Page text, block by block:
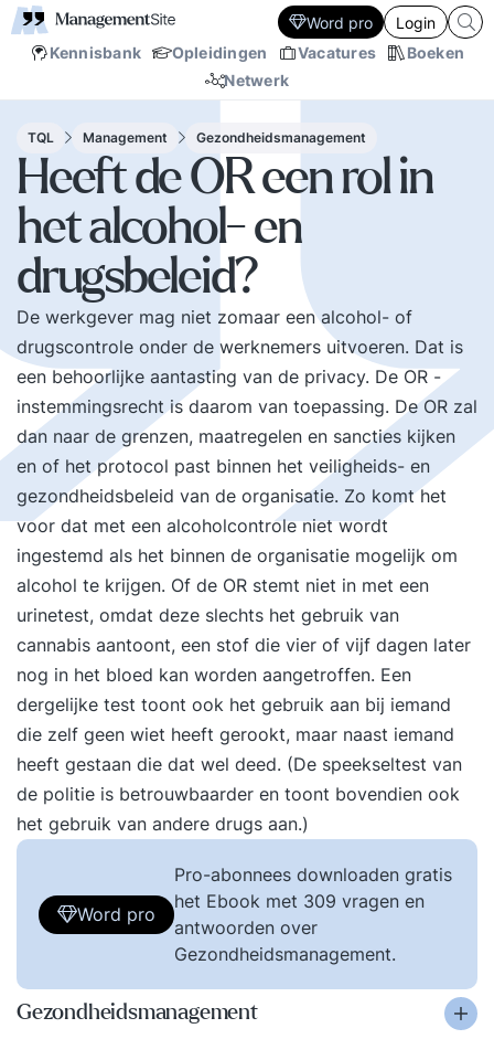
Kennisbank Opleidingen Vacatures
Boeken
Netwerk
Word pro Login
TQL Management Gezondheidsmanagement
Heeft de OR een rol in
het alcohol- en
drugsbeleid?
De werkgever mag niet zomaar een alcohol- of
drugscontrole onder de werknemers uitvoeren. Dat is
een behoorlijke aantasting van de privacy. De OR -
instemmingsrecht is daarom van toepassing. De OR zal
dan naar de grenzen, maatregelen en sancties kijken
en of het protocol past binnen het veiligheids- en
gezondheidsbeleid van de organisatie. Zo komt het
voor dat met een alcoholcontrole niet wordt
ingestemd als het binnen de organisatie mogelijk om
alcohol te krijgen. Of de OR stemt niet in met een
urinetest, omdat deze slechts het gebruik van
cannabis aantoont, een stof die vier of vijf dagen later
nog in het bloed kan worden aangetroffen. Een
dergelijke test toont ook het gebruik aan bij iemand
die zelf geen wiet heeft gerookt, maar naast iemand
heeft gestaan die dat wel deed. (De speekseltest van
de politie is betrouwbaarder en toont bovendien ook
het gebruik van andere drugs aan.)
Word pro
Pro-abonnees downloaden gratis
het Ebook met 309 vragen en
antwoorden over
Gezondheidsmanagement.
Gezondheidsmanagement